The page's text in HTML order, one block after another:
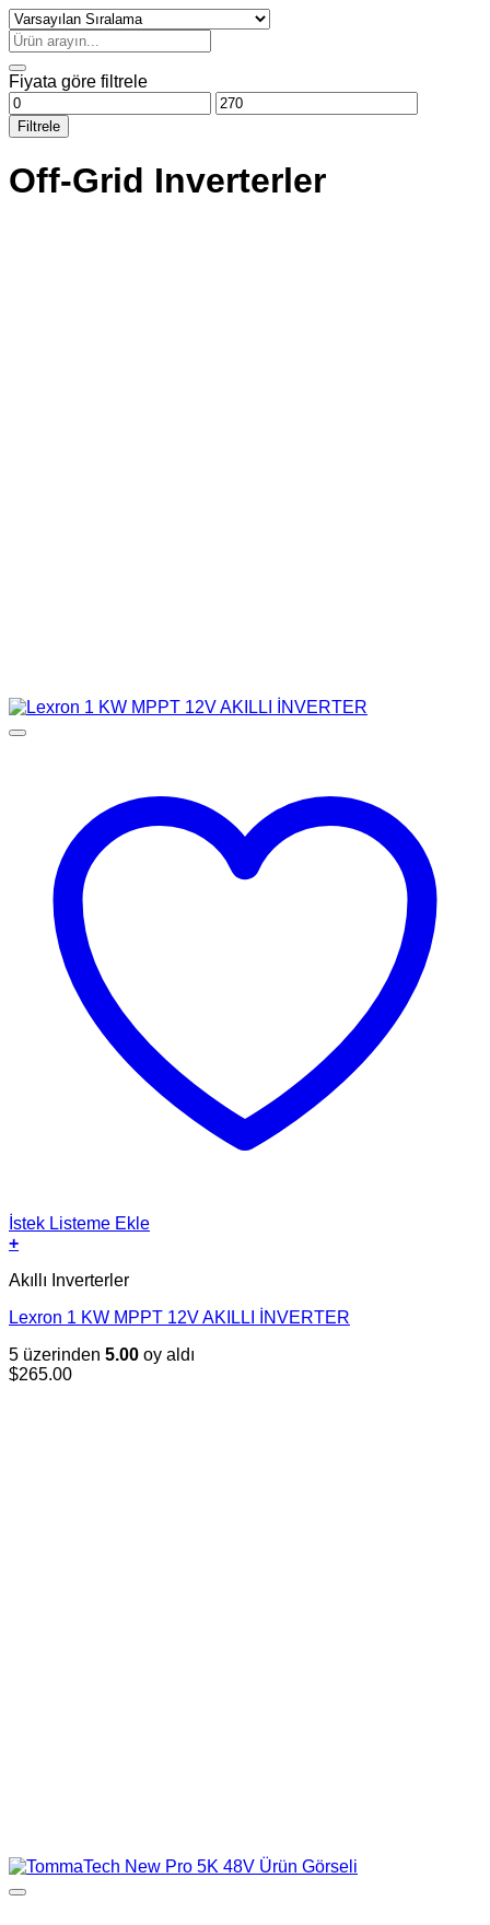
Ara:
Fiyata göre filtrele
En
düşük
fiyat
En
yüksek
Filtrele
Off-Grid Inverterler
İstek Listeme Ekle
+
Akıllı Inverterler
Lexron 1 KW MPPT 12V AKILLI İNVERTER
5 üzerinden 5.00 oy aldı
$265.00